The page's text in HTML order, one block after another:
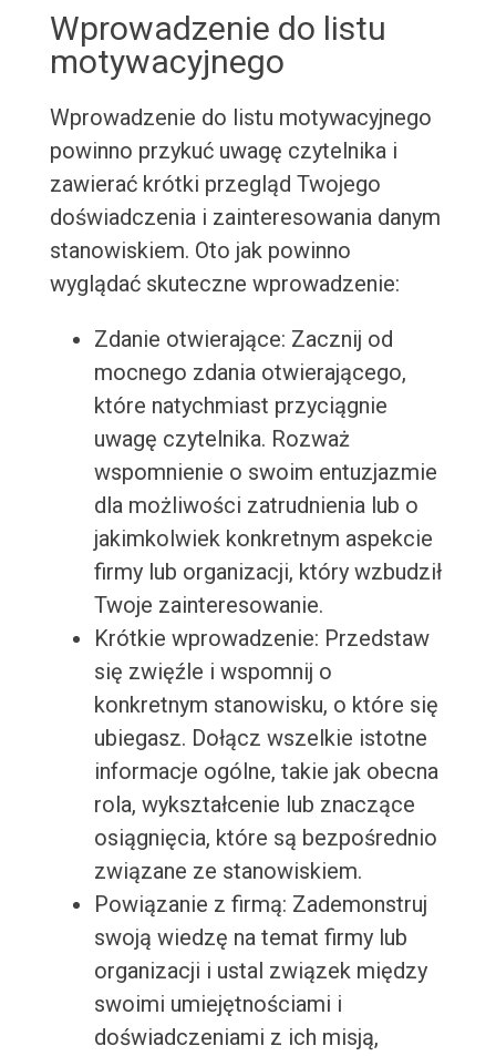
Wprowadzenie do listu
motywacyjnego
Wprowadzenie do listu motywacyjnego
powinno przykuć uwagę czytelnika i
zawierać krótki przegląd Twojego
doświadczenia i zainteresowania danym
stanowiskiem. Oto jak powinno
wyglądać skuteczne wprowadzenie:
Zdanie otwierające: Zacznij od
mocnego zdania otwierającego,
które natychmiast przyciągnie
uwagę czytelnika. Rozważ
wspomnienie o swoim entuzjazmie
dla możliwości zatrudnienia lub o
jakimkolwiek konkretnym aspekcie
firmy lub organizacji, który wzbudził
Twoje zainteresowanie.
Krótkie wprowadzenie: Przedstaw
się zwięźle i wspomnij o
konkretnym stanowisku, o które się
ubiegasz. Dołącz wszelkie istotne
informacje ogólne, takie jak obecna
rola, wykształcenie lub znaczące
osiągnięcia, które są bezpośrednio
związane ze stanowiskiem.
Powiązanie z firmą: Zademonstruj
swoją wiedzę na temat firmy lub
organizacji i ustal związek między
swoimi umiejętnościami i
doświadczeniami z ich misją,